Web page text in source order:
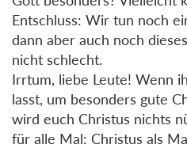
Entschluss: Wir tun noch
dann aber auch noch
nicht schlecht.
Irrtum, liebe Leute! Wenn
lasst, um besonders gute
wird euch Christus nichts
für alle Mal: Christus als